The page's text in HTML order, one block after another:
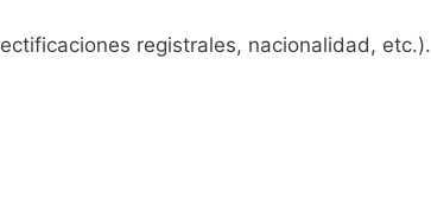
registrales, nacionalidad, etc.).